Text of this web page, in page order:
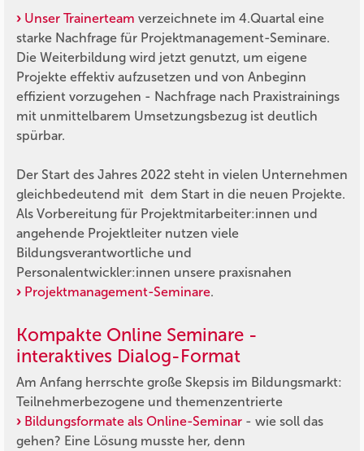
Unser Trainerteam verzeichnete im 4.Quartal eine
starke Nachfrage für Projektmanagement-Seminare.
Die Weiterbildung wird jetzt genutzt, um eigene
Projekte effektiv aufzusetzen und von Anbeginn
effizient vorzugehen - Nachfrage nach Praxistrainings
mit unmittelbarem Umsetzungsbezug ist deutlich
spürbar.
Der Start des Jahres 2022 steht in vielen Unternehmen
gleichbedeutend mit dem Start in die neuen Projekte.
Als Vorbereitung für Projektmitarbeiter:innen und
angehende Projektleiter nutzen viele
Bildungsverantwortliche und
Personalentwickler:innen unsere praxisnahen
Projektmanagement-Seminare.
Kompakte Online Seminare -
interaktives Dialog-Format
Am Anfang herrschte große Skepsis im Bildungsmarkt:
Teilnehmerbezogene und themenzentrierte
Bildungsformate als Online-Seminar - wie soll das
gehen? Eine Lösung musste her, denn